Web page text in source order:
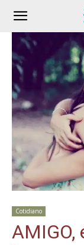
Cotidiano
AMIGO,